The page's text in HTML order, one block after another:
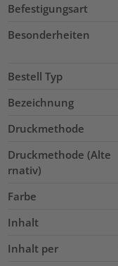
Befestigungsart
Besonderheiten
Bestell Typ
Bezeichnung
Druckmethode
Druckmethode (Alte
rnativ)
Farbe
Inhalt
Inhalt per